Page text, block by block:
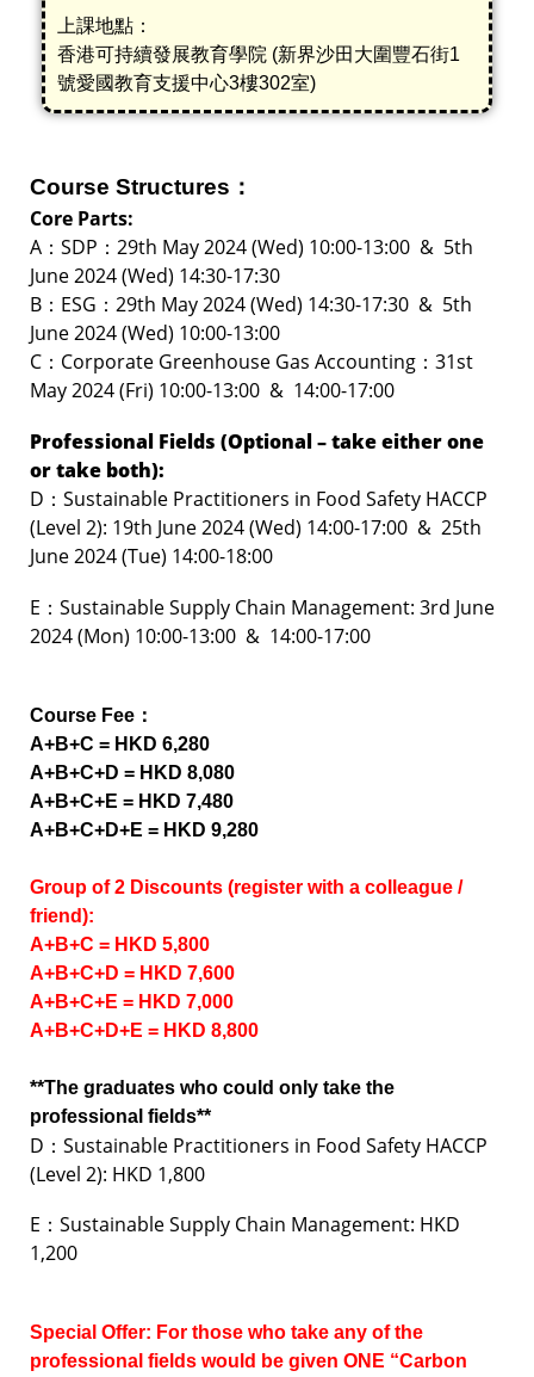
上課地點：
香港可持續發展教育學院 (新界沙田大圍豐石街1
號愛國教育支援中心3樓302室)
Course Structures：
Core Parts:
A：SDP：29th May 2024 (Wed) 10:00-13:00 & 5th
June 2024 (Wed) 14:30-17:30
B： ESG：29th May 2024 (Wed) 14:30-17:30 & 5th
June 2024 (Wed) 10:00-13:00
C：Corporate Greenhouse Gas Accounting：31st
May 2024 (Fri) 10:00-13:00 & 14:00-17:00
Professional Fields (Optional – take either one
or take both):
D：Sustainable Practitioners in Food Safety HACCP
(Level 2): 19th June2024 (Wed) 14:00-17:00 & 25th
June 2024 (Tue) 14:00-18:00
E：Sustainable Supply Chain Management: 3rd June
2024 (Mon) 10:00-13:00 & 14:00-17:00
Course Fee：
A+B+C = HKD 6,280
A+B+C+D = HKD 8,080
A+B+C+E = HKD 7,480
A+B+C+D+E = HKD 9,280
Group of 2 Discounts (register with a colleague /
friend):
A+B+C = HKD 5,800
A+B+C+D = HKD 7,600
A+B+C+E = HKD 7,000
A+B+C+D+E = HKD 8,800
**The graduates who could only take the
professional fields**
D：Sustainable Practitioners in Food Safety HACCP
(Level 2): HKD 1,800
E：Sustainable Supply Chain Management: HKD
1,200
Special Offer: For those who take any of the
professional fields would be given ONE “Carbon